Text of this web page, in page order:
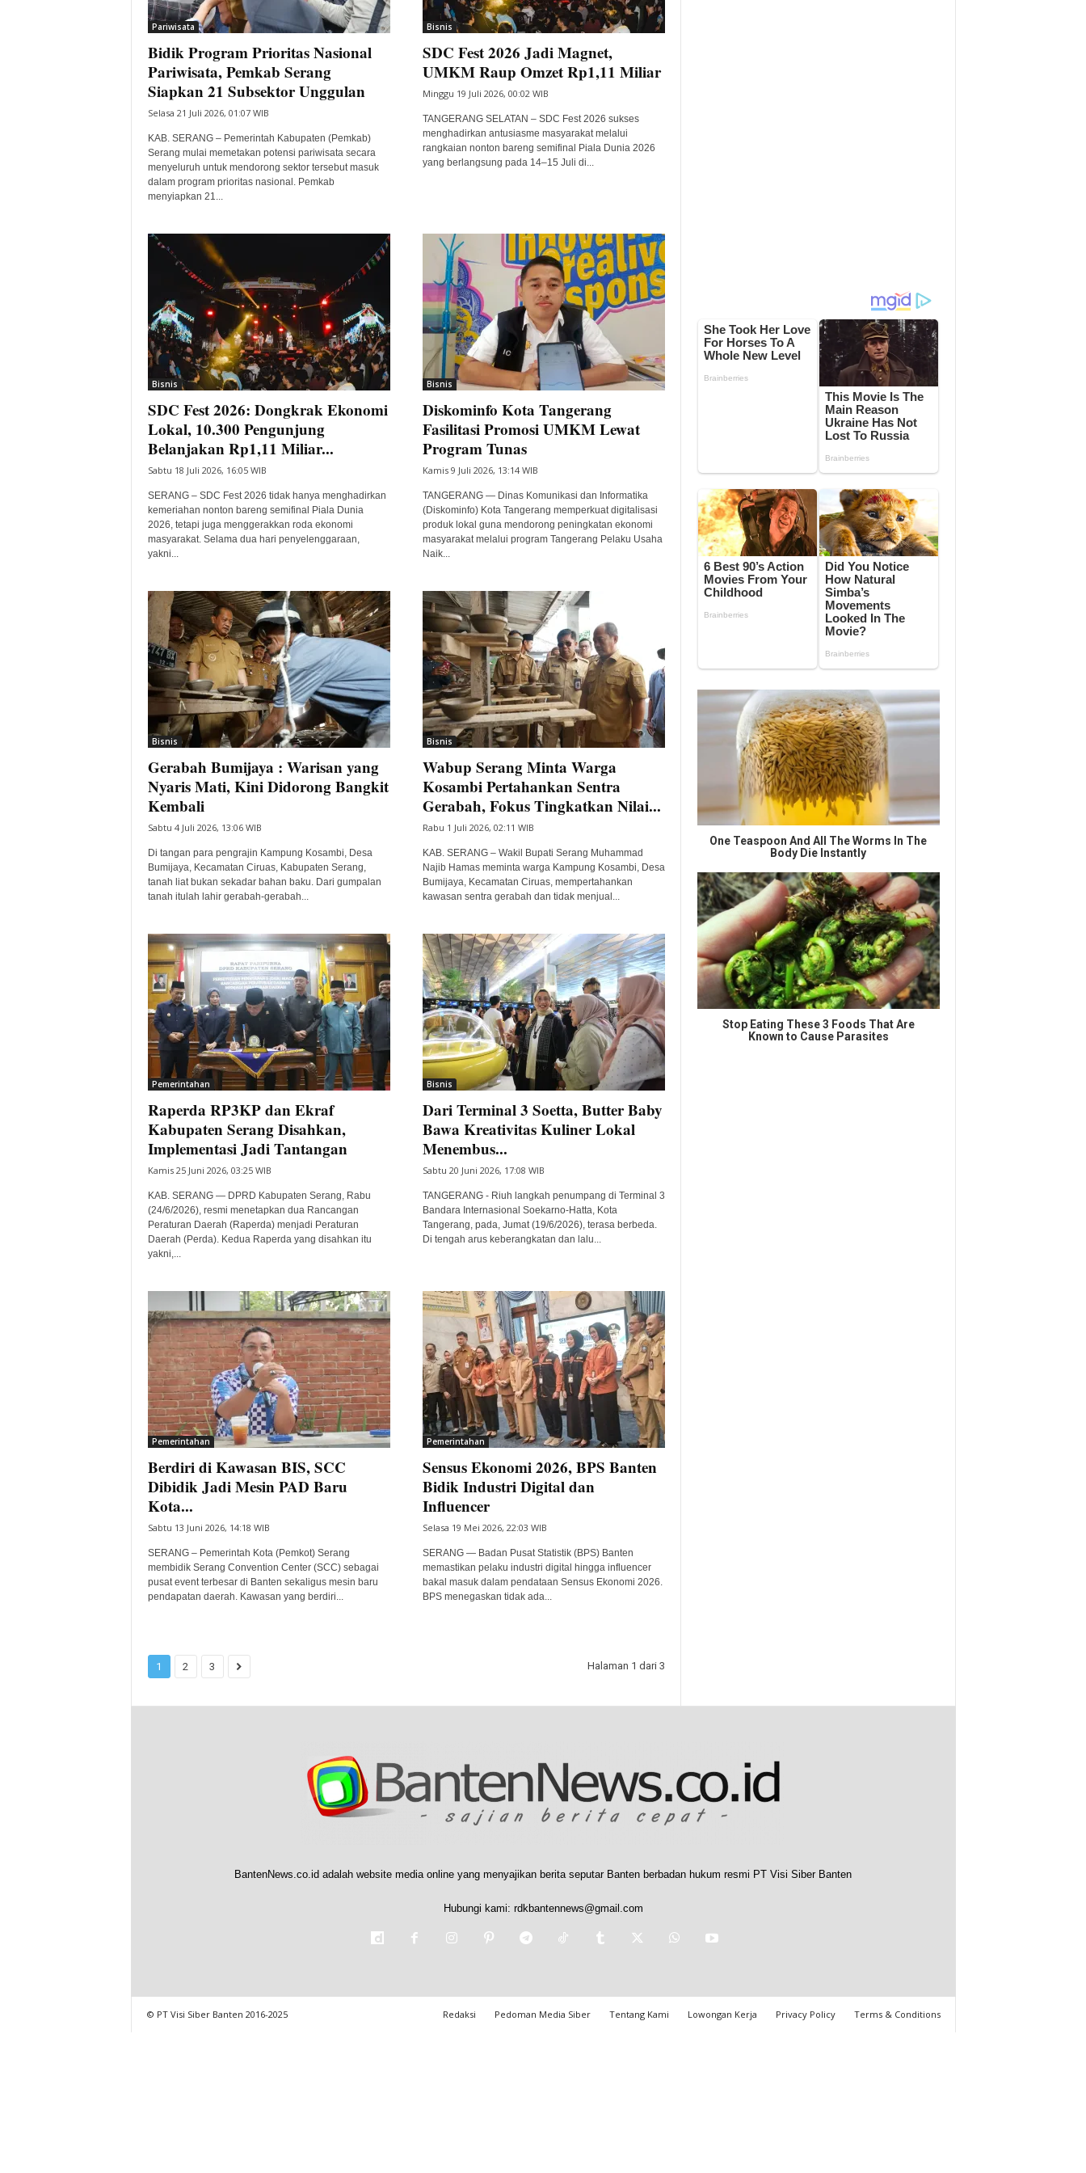
Pariwisata
Bidik Program Prioritas Nasional
Pariwisata, Pemkab Serang
Siapkan 21 Subsektor Unggulan
Selasa 21 Juli 2026, 01:07 WIB
KAB. SERANG – Pemerintah Kabupaten (Pemkab)
Serang mulai memetakan potensi pariwisata secara
menyeluruh untuk mendorong sektor tersebut masuk
dalam program prioritas nasional. Pemkab
menyiapkan 21...
Bisnis
SDC Fest 2026 Jadi Magnet,
UMKM Raup Omzet Rp1,11 Miliar
Minggu 19 Juli 2026, 00:02 WIB
TANGERANG SELATAN – SDC Fest 2026 sukses
menghadirkan antusiasme masyarakat melalui
rangkaian nonton bareng semifinal Piala Dunia 2026
yang berlangsung pada 14–15 Juli di...
Bisnis
SDC Fest 2026: Dongkrak Ekonomi
Lokal, 10.300 Pengunjung
Belanjakan Rp1,11 Miliar...
Sabtu 18 Juli 2026, 16:05 WIB
SERANG – SDC Fest 2026 tidak hanya menghadirkan
kemeriahan nonton bareng semifinal Piala Dunia
2026, tetapi juga menggerakkan roda ekonomi
masyarakat. Selama dua hari penyelenggaraan,
yakni...
Bisnis
Diskominfo Kota Tangerang
Fasilitasi Promosi UMKM Lewat
Program Tunas
Kamis 9 Juli 2026, 13:14 WIB
TANGERANG — Dinas Komunikasi dan Informatika
(Diskominfo) Kota Tangerang memperkuat digitalisasi
produk lokal guna mendorong peningkatan ekonomi
masyarakat melalui program Tangerang Pelaku Usaha
Naik...
Bisnis
Gerabah Bumijaya : Warisan yang
Nyaris Mati, Kini Didorong Bangkit
Kembali
Sabtu 4 Juli 2026, 13:06 WIB
Di tangan para pengrajin Kampung Kosambi, Desa
Bumijaya, Kecamatan Ciruas, Kabupaten Serang,
tanah liat bukan sekadar bahan baku. Dari gumpalan
tanah itulah lahir gerabah-gerabah...
Bisnis
Wabup Serang Minta Warga
Kosambi Pertahankan Sentra
Gerabah, Fokus Tingkatkan Nilai...
Rabu 1 Juli 2026, 02:11 WIB
KAB. SERANG – Wakil Bupati Serang Muhammad
Najib Hamas meminta warga Kampung Kosambi, Desa
Bumijaya, Kecamatan Ciruas, mempertahankan
kawasan sentra gerabah dan tidak menjual...
Pemerintahan
Raperda RP3KP dan Ekraf
Kabupaten Serang Disahkan,
Implementasi Jadi Tantangan
Kamis 25 Juni 2026, 03:25 WIB
KAB. SERANG — DPRD Kabupaten Serang, Rabu
(24/6/2026), resmi menetapkan dua Rancangan
Peraturan Daerah (Raperda) menjadi Peraturan
Daerah (Perda). Kedua Raperda yang disahkan itu
yakni,...
Bisnis
Dari Terminal 3 Soetta, Butter Baby
Bawa Kreativitas Kuliner Lokal
Menembus...
Sabtu 20 Juni 2026, 17:08 WIB
TANGERANG - Riuh langkah penumpang di Terminal 3
Bandara Internasional Soekarno-Hatta, Kota
Tangerang, pada, Jumat (19/6/2026), terasa berbeda.
Di tengah arus keberangkatan dan lalu...
Pemerintahan
Berdiri di Kawasan BIS, SCC
Dibidik Jadi Mesin PAD Baru
Kota...
Sabtu 13 Juni 2026, 14:18 WIB
SERANG – Pemerintah Kota (Pemkot) Serang
membidik Serang Convention Center (SCC) sebagai
pusat event terbesar di Banten sekaligus mesin baru
pendapatan daerah. Kawasan yang berdiri...
Pemerintahan
Sensus Ekonomi 2026, BPS Banten
Bidik Industri Digital dan
Influencer
Selasa 19 Mei 2026, 22:03 WIB
SERANG — Badan Pusat Statistik (BPS) Banten
memastikan pelaku industri digital hingga influencer
bakal masuk dalam pendataan Sensus Ekonomi 2026.
BPS menegaskan tidak ada...
1 2 3 Halaman 1 dari 3
One Teaspoon And All The Worms In The
Body Die Instantly
Stop Eating These 3 Foods That Are
Known to Cause Parasites
BantenNews.co.id adalah website media online yang menyajikan berita seputar Banten berbadan hukum resmi PT Visi Siber Banten
Hubungi kami: rdkbantennews@gmail.com
Redaksi Pedoman Media Siber Tentang Kami Lowongan Kerja Privacy Policy Terms & Conditions
© PT Visi Siber Banten 2016-2025